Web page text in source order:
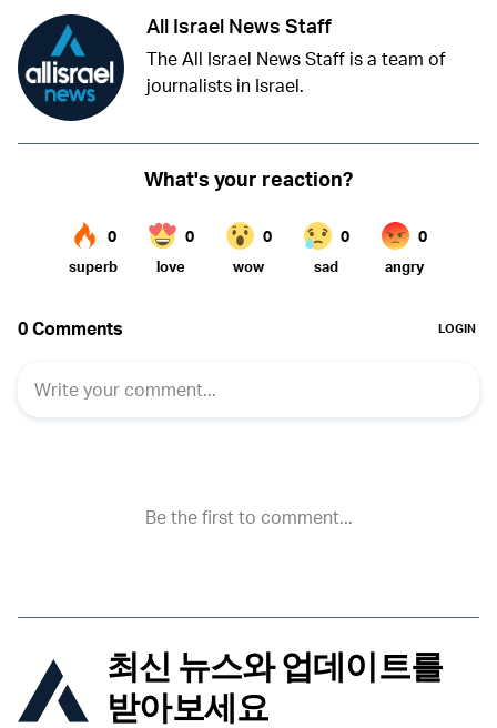
All Israel News Staff
The All Israel News Staff is a team of
journalists in Israel.
최신 뉴스와 업데이트를
받아보세요